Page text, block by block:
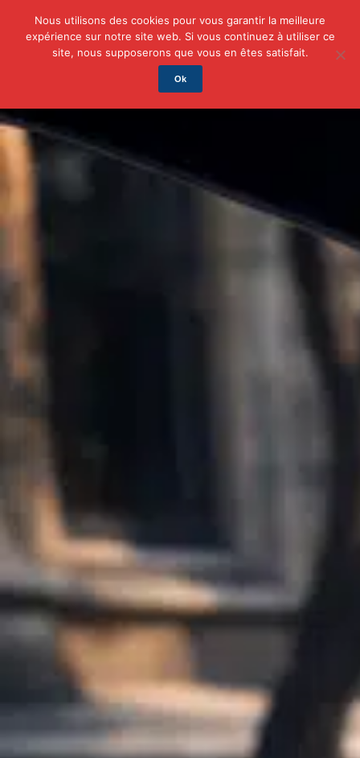
Auto/Moto Business Famille Finance
Nous utilisons des cookies pour vous garantir la meilleure
expérience sur notre site web. Si vous continuez à utiliser ce
site, nous supposerons que vous en êtes satisfait.
Ok